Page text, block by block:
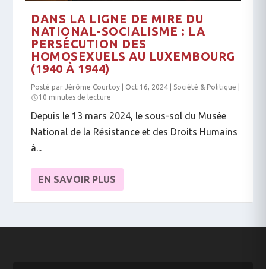
DANS LA LIGNE DE MIRE DU
NATIONAL-SOCIALISME : LA
PERSÉCUTION DES
HOMOSEXUELS AU LUXEMBOURG
(1940 À 1944)
Posté parJérôme Courtoy Oct 16, 2024 Société & Politique
10 minutes de lecture
Depuis le 13 mars 2024, le sous-sol du Musée
National de la Résistance et des Droits Humains
à...
EN SAVOIR PLUS